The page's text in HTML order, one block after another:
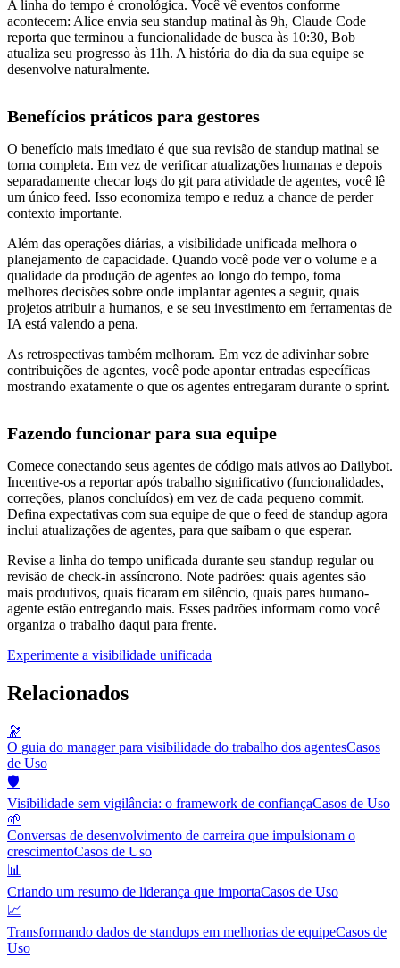
A linha do tempo é cronológica. Você vê eventos conforme
acontecem: Alice envia seu standup matinal às 9h, Claude Code
reporta que terminou a funcionalidade de busca às 10:30, Bob
atualiza seu progresso às 11h. A história do dia da sua equipe se
desenvolve naturalmente.
Benefícios práticos para gestores
O benefício mais imediato é que sua revisão de standup matinal se
torna completa. Em vez de verificar atualizações humanas e depois
separadamente checar logs do git para atividade de agentes, você lê
um único feed. Isso economiza tempo e reduz a chance de perder
contexto importante.
Além das operações diárias, a visibilidade unificada melhora o
planejamento de capacidade. Quando você pode ver o volume e a
qualidade da produção de agentes ao longo do tempo, toma
melhores decisões sobre onde implantar agentes a seguir, quais
projetos atribuir a humanos, e se seu investimento em ferramentas de
IA está valendo a pena.
As retrospectivas também melhoram. Em vez de adivinhar sobre
contribuições de agentes, você pode apontar entradas específicas
mostrando exatamente o que os agentes entregaram durante o sprint.
Fazendo funcionar para sua equipe
Comece conectando seus agentes de código mais ativos ao Dailybot.
Incentive-os a reportar após trabalho significativo (funcionalidades,
correções, planos concluídos) em vez de cada pequeno commit.
Defina expectativas com sua equipe de que o feed de standup agora
inclui atualizações de agentes, para que saibam o que esperar.
Revise a linha do tempo unificada durante seu standup regular ou
revisão de check-in assíncrono. Note padrões: quais agentes são
mais produtivos, quais ficaram em silêncio, quais pares humano-
agente estão entregando mais. Esses padrões informam como você
organiza o trabalho daqui para frente.
Experimente a visibilidade unificada
Relacionados
🔭
O guia do manager para visibilidade do trabalho dos agentesCasos
de Uso
🛡️
Visibilidade sem vigilância: o framework de confiançaCasos de Uso
🌱
Conversas de desenvolvimento de carreira que impulsionam o
crescimentoCasos de Uso
📊
Criando um resumo de liderança que importaCasos de Uso
📈
Transformando dados de standups em melhorias de equipeCasos de
Uso